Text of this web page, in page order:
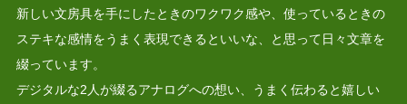
新しい文房具を手にしたときのワクワク感や、使っているときの
ステキな感情をうまく表現できるといいな、と思って日々文章を
綴っています。
デジタルな2人が綴るアナログへの想い、うまく伝わると嬉しい